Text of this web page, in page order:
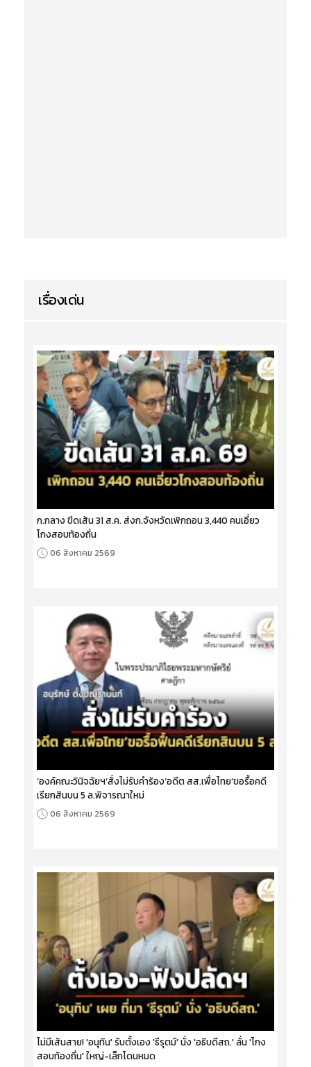
เรื่องเด่น
ก.กลาง ขีดเส้น 31 ส.ค. ส่งก.จังหวัดเพิกถอน 3,440 คนเอี่ยว
โกงสอบท้องถิ่น
06 สิงหาคม 2569
‘องค์คณะวินิจฉัยฯ’สั่งไม่รับคำร้อง‘อดีต สส.เพื่อไทย’ขอรื้อคดี
เรียกสินบน 5 ล.พิจารณาใหม่
06 สิงหาคม 2569
ไม่มีเส้นสาย! 'อนุทิน' รับตั้งเอง 'ธีรุตม์' นั่ง 'อธิบดีสถ.' ลั่น 'โกง
สอบท้องถิ่น' ใหญ่-เล็กโดนหมด